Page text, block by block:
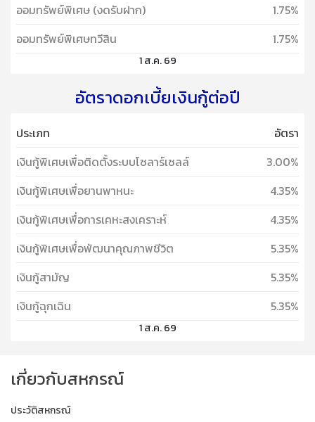
ออมทรัพย์พิเศษ (งดรับฝาก)
1.75%
ออมทรัพย์พิเศษทวีสิน
1.75%
1 ส.ค. 69
อัตราดอกเบี้ยเงินกู้ต่อปี
ประเภท
อัตรา
เงินกู้พิเศษเพื่อติดตั้งระบบโซลาร์เซลล์
3.00%
เงินกู้พิเศษเพื่อยานพาหนะ
4.35%
เงินกู้พิเศษเพื่อการเคหะสงเคราะห์
4.35%
เงินกู้พิเศษเพื่อพัฒนาคุณภาพชีวิต
5.35%
เงินกู้สามัญ
5.35%
เงินกู้ฉุกเฉิน
5.35%
1 ส.ค. 69
เกี่ยวกับสหกรณ์
ประวัติสหกรณ์